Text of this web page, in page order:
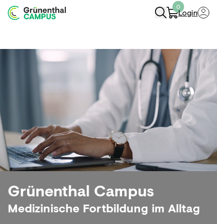
0
Login
Grünenthal Campus
Medizinische Fortbildung im Alltag